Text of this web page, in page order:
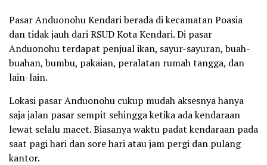
Pasar Anduonohu Kendari berada di kecamatan Poasia
dan tidak jauh dari RSUD Kota Kendari. Di pasar
Anduonohu terdapat penjual ikan, sayur-sayuran, buah-
buahan, bumbu, pakaian, peralatan rumah tangga, dan
lain-lain.
Lokasi pasar Anduonohu cukup mudah aksesnya hanya
saja jalan pasar sempit sehingga ketika ada kendaraan
lewat selalu macet. Biasanya waktu padat kendaraan pada
saat pagi hari dan sore hari atau jam pergi dan pulang
kantor.